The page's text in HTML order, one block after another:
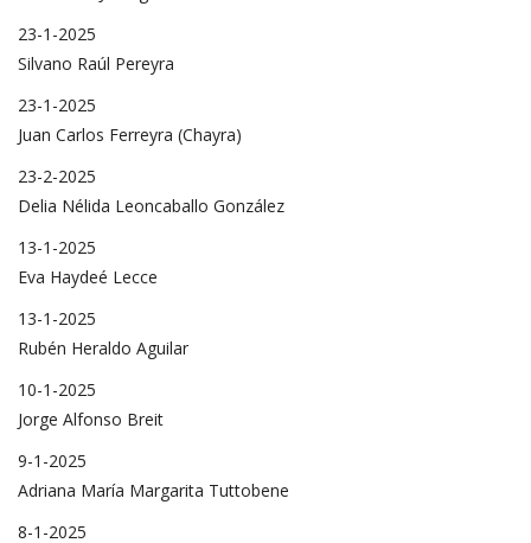
23-1-2025
Silvano Raúl Pereyra
23-1-2025
Juan Carlos Ferreyra (Chayra)
23-2-2025
Delia Nélida Leoncaballo González
13-1-2025
Eva Haydeé Lecce
13-1-2025
Rubén Heraldo Aguilar
10-1-2025
Jorge Alfonso Breit
9-1-2025
Adriana María Margarita Tuttobene
8-1-2025